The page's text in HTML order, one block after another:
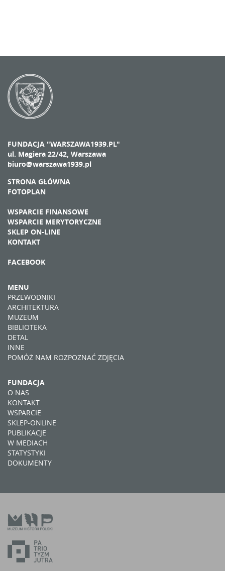
FUNDACJA "WARSZAWA1939.PL"
ul. Magiera 22/42, Warszawa
biuro@warszawa1939.pl
STRONA GŁÓWNA
FOTOPLAN
WSPARCIE FINANSOWE
WSPARCIE MERYTORYCZNE
SKLEP ON-LINE
KONTAKT
FACEBOOK
MENU
PRZEWODNIKI
ARCHITEKTURA
MUZEUM
BIBLIOTEKA
DETAL
INNE
POMÓŻ NAM ROZPOZNAĆ ZDJĘCIA
FUNDACJA
O NAS
KONTAKT
WSPARCIE
SKLEP-ONLINE
PUBLIKACJE
W MEDIACH
STATYSTYKI
DOKUMENTY